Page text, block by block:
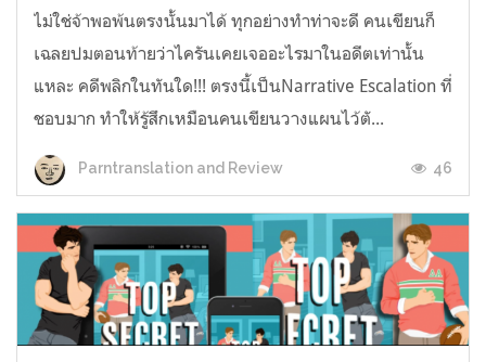
ไม่ใช่จ้าพอพ้นตรงนั้นมาได้ ทุกอย่างทำท่าจะดี คนเขียนก็
เฉลยปมตอนท้ายว่าไครันเคยเจออะไรมาในอดีตเท่านั้น
แหละ คดีพลิกในทันใด!!! ตรงนี้เป็นNarrative Escalation ที่
ชอบมาก ทำให้รู้สึกเหมือนคนเขียนวางแผนไว้ตั...
Parntranslation and Review 46